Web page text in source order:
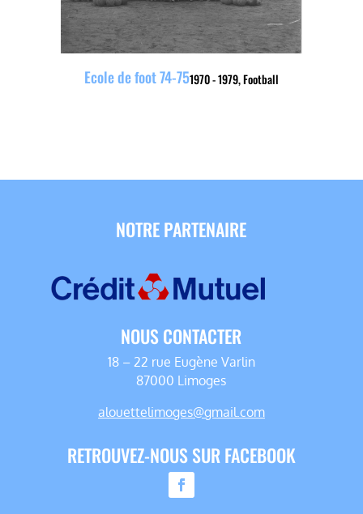
1970 - 1979,Football
Ecole de foot 74-75
NOTRE PARTENAIRE
NOUS CONTACTER
18 – 22 rue Eugène Varlin
87000 Limoges
alouettelimoges@gmail.com
RETROUVEZ-NOUS SUR FACEBOOK